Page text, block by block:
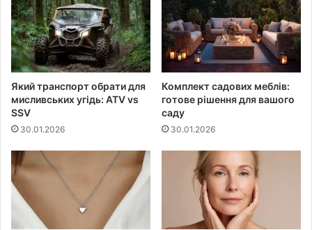
Який транспорт обрати для
мисливських угідь: ATV vs
SSV
30.01.2026
Комплект садових меблів:
готове рішення для вашого
саду
30.01.2026